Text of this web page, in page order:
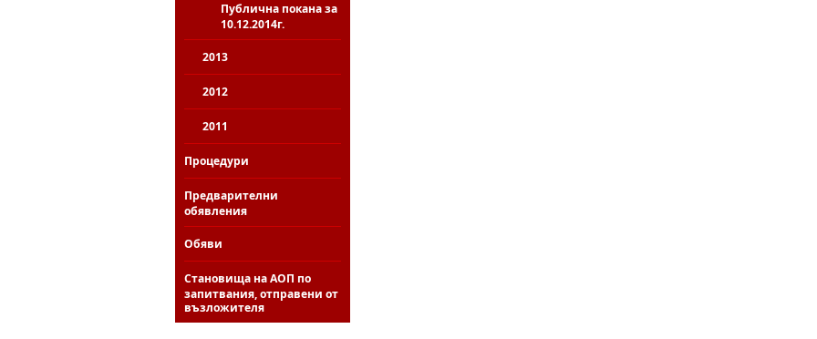
Публична покана за
10.12.2014г.
2013
2012
2011
Процедури
Предварителни
обявления
Обяви
Становища на АОП по
запитвания, отправени от
възложителя